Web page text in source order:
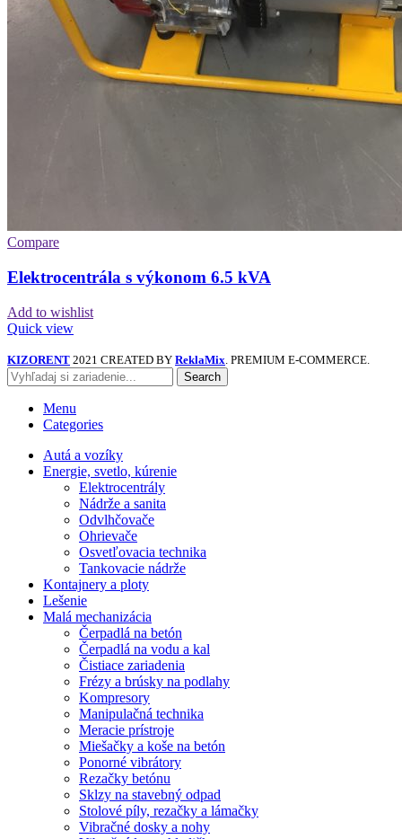
Compare
Elektrocentrála s výkonom 6.5 kVA
Add to wishlist
Quick view
KIZORENT 2021 CREATED BY ReklaMix . PREMIUM E-COMMERCE.
Search
Menu
Categories
Autá a vozíky
Energie, svetlo, kúrenie
Elektrocentrály
Nádrže a sanita
Odvlhčovače
Ohrievače
Osvetľovacia technika
Tankovacie nádrže
Kontajnery a ploty
Lešenie
Malá mechanizácia
Čerpadlá na betón
Čerpadlá na vodu a kal
Čistiace zariadenia
Frézy a brúsky na podlahy
Kompresory
Manipulačná technika
Meracie prístroje
Miešačky a koše na betón
Ponorné vibrátory
Rezačky betónu
Sklzy na stavebný odpad
Stolové píly, rezačky a lámačky
Vibračné dosky a nohy